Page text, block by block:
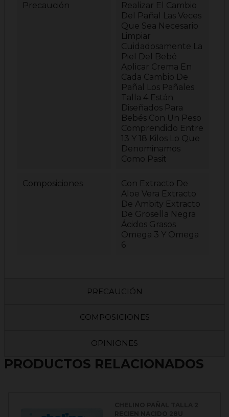
Precaución
Realizar El Cambio
Del Pañal Las Veces
Que Sea Necesario
Limpiar
Cuidadosamente La
Piel Del Bebé
Aplicar Crema En
Cada Cambio De
Pañal Los Pañales
Talla 4 Están
Diseñados Para
Bebés Con Un Peso
Comprendido Entre
13 Y 18 Kilos Lo Que
Denominamos
Como Pasit
Composiciones
Con Extracto De
Aloe Vera Extracto
De Ambity Extracto
De Grosella Negra
Ácidos Grasos
Omega 3 Y Omega
6
PRECAUCIÓN
COMPOSICIONES
OPINIONES
PRODUCTOS RELACIONADOS